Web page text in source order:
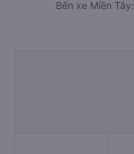
Bến xe Miền Tây: